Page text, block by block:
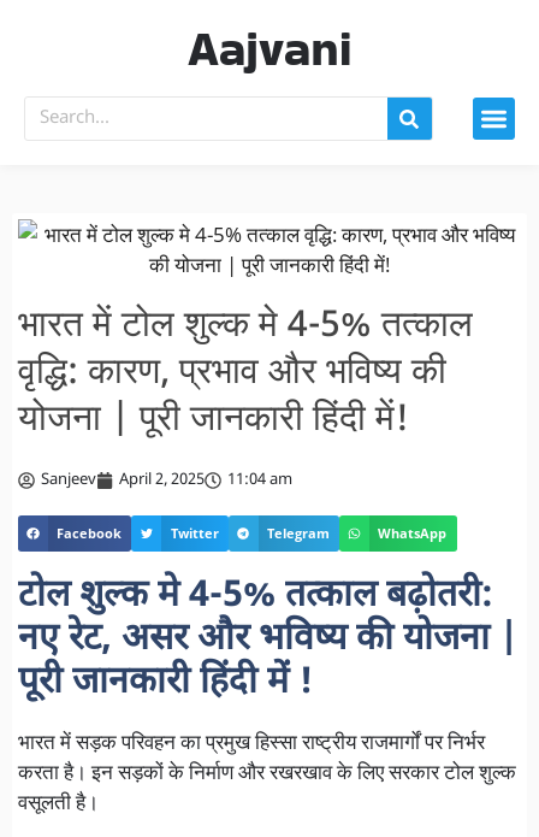
Aajvani
भारत में टोल शुल्क मे 4-5% तत्काल
वृद्धि: कारण, प्रभाव और भविष्य की
योजना | पूरी जानकारी हिंदी में!
Sanjeev April 2, 2025 11:04 am
Facebook Twitter Telegram WhatsApp
टोल शुल्क मे 4-5% तत्काल बढ़ोतरी:
नए रेट, असर और भविष्य की योजना |
पूरी जानकारी हिंदी में !
भारत में सड़क परिवहन का प्रमुख हिस्सा राष्ट्रीय राजमार्गों पर निर्भर
करता है। इन सड़कों के निर्माण और रखरखाव के लिए सरकार टोल शुल्क
वसूलती है।